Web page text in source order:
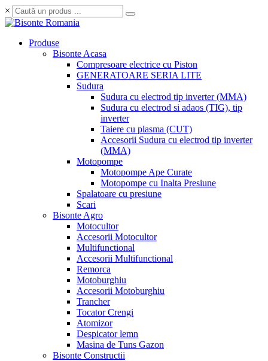
×
Produse
Bisonte Acasa
Compresoare electrice cu Piston
GENERATOARE SERIA LITE
Sudura
Sudura cu electrod tip inverter (MMA)
Sudura cu electrod si adaos (TIG), tip
inverter
Taiere cu plasma (CUT)
Accesorii Sudura cu electrod tip inverter
(MMA)
Motopompe
Motopompe Ape Curate
Motopompe cu Inalta Presiune
Spalatoare cu presiune
Scari
Bisonte Agro
Motocultor
Accesorii Motocultor
Multifunctional
Accesorii Multifunctional
Remorca
Motoburghiu
Accesorii Motoburghiu
Trancher
Tocator Crengi
Atomizor
Despicator lemn
Masina de Tuns Gazon
Bisonte Constructii